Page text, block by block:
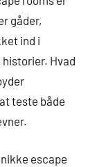
gåder,
ind i
Hvad
teste både
escape